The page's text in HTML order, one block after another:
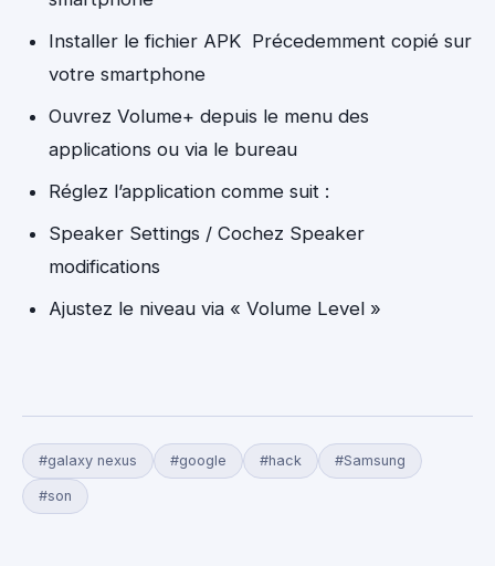
Installer le fichier APK Précedemment copié sur
votre smartphone
Ouvrez Volume+ depuis le menu des
applications ou via le bureau
Réglez l’application comme suit :
Speaker Settings / Cochez Speaker
modifications
Ajustez le niveau via « Volume Level »
#galaxy nexus #google #hack #Samsung
#son